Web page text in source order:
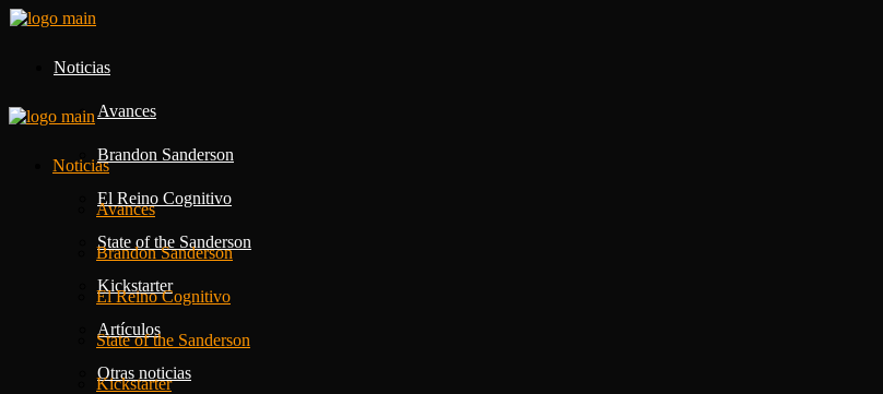
Noticias
Avances
Brandon Sanderson
El Reino Cognitivo
State of the Sanderson
Kickstarter
Artículos
Otras noticias
Noticias
Avances
Brandon Sanderson
El Reino Cognitivo
State of the Sanderson
Kickstarter